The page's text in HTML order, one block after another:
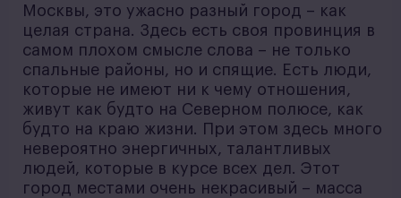
Москвы, это ужасно разный город – как
целая страна. Здесь есть своя провинция в
самом плохом смысле слова – не только
спальные районы, но и спящие. Есть люди,
которые не имеют ни к чему отношения,
живут как будто на Северном полюсе, как
будто на краю жизни. При этом здесь много
невероятно энергичных, талантливых
людей, которые в курсе всех дел. Этот
город местами очень некрасивый – масса